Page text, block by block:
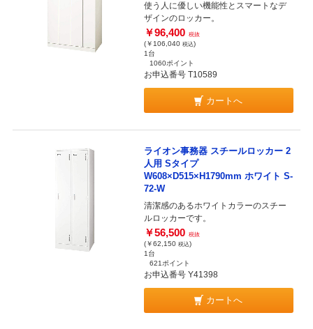
使う人に優しい機能性とスマートなデ
ザインのロッカー。
￥96,400 税抜
(￥106,040 税込)
1台
1060ポイント
お申込番号 T10589
カートへ
ライオン事務器 スチールロッカー 2
人用 Sタイプ
W608×D515×H1790mm ホワイト S-
72-W
清潔感のあるホワイトカラーのスチー
ルロッカーです。
￥56,500 税抜
(￥62,150 税込)
1台
621ポイント
お申込番号 Y41398
カートへ